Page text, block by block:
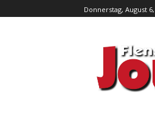
Donnerstag, August